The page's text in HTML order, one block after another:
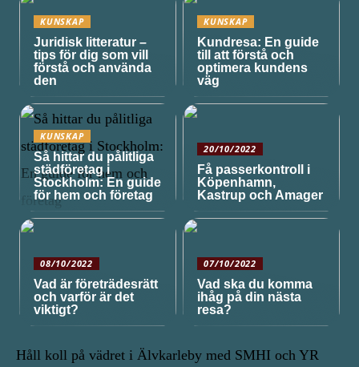
KUNSKAP
Juridisk litteratur –
tips för dig som vill
förstå och använda
den
KUNSKAP
Kundresa: En guide
till att förstå och
optimera kundens
väg
KUNSKAP
Så hittar du pålitliga
städföretag i
Stockholm: En guide
för hem och företag
20/10/2022
Få passerkontroll i
Köpenhamn,
Kastrup och Amager
08/10/2022
Vad är företrädesrätt
och varför är det
viktigt?
07/10/2022
Vad ska du komma
ihåg på din nästa
resa?
Håll koll på vädret i Älvkarleby med SMHI och YR